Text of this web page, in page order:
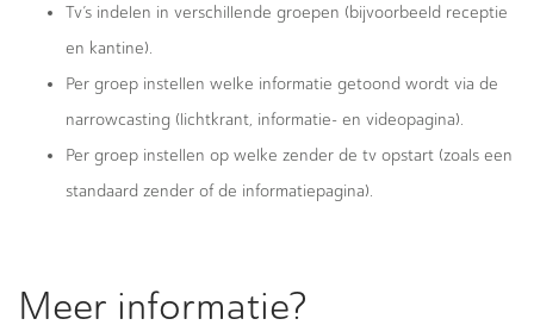
Tv’s indelen in verschillende groepen (bijvoorbeeld receptie
en kantine).
Per groep instellen welke informatie getoond wordt via de
narrowcasting (lichtkrant, informatie- en videopagina).
Per groep instellen op welke zender de tv opstart (zoals een
standaard zender of de informatiepagina).
Meer informatie?